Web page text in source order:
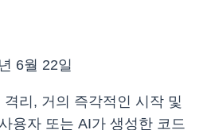
6월 22일
리, 거의 즉각적인 시작 및
용자 또는 AI가 생성한 코드